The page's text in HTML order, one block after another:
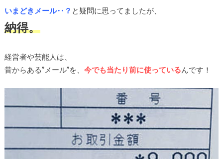
いまどきメール‥？ と疑問に思ってましたが、
納得。
経営者や芸能人は、
昔からある”メール”を、 今でも当たり前に使っているんです！